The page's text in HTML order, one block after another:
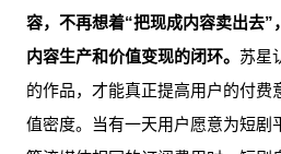
容，不再想着“把现成内容卖出去”
内容生产和价值变现的闭环。 苏星
的作品，才能真正提高用户的付费
值密度。当有一天用户愿意为短剧